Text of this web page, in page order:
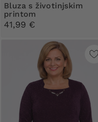
Bluza s životinjskim
printom
41,99 €